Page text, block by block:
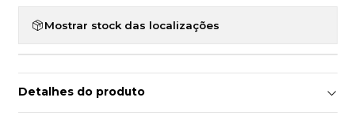
Mostrar stock das localizações
Detalhes do produto